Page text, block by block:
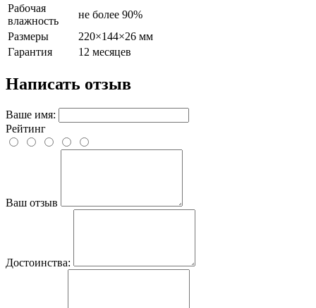
Рабочая
влажность
не более 90%
Размеры
220×144×26 мм
Гарантия
12 месяцев
Написать отзыв
Ваше имя:
Рейтинг
Ваш отзыв
Достоинства: